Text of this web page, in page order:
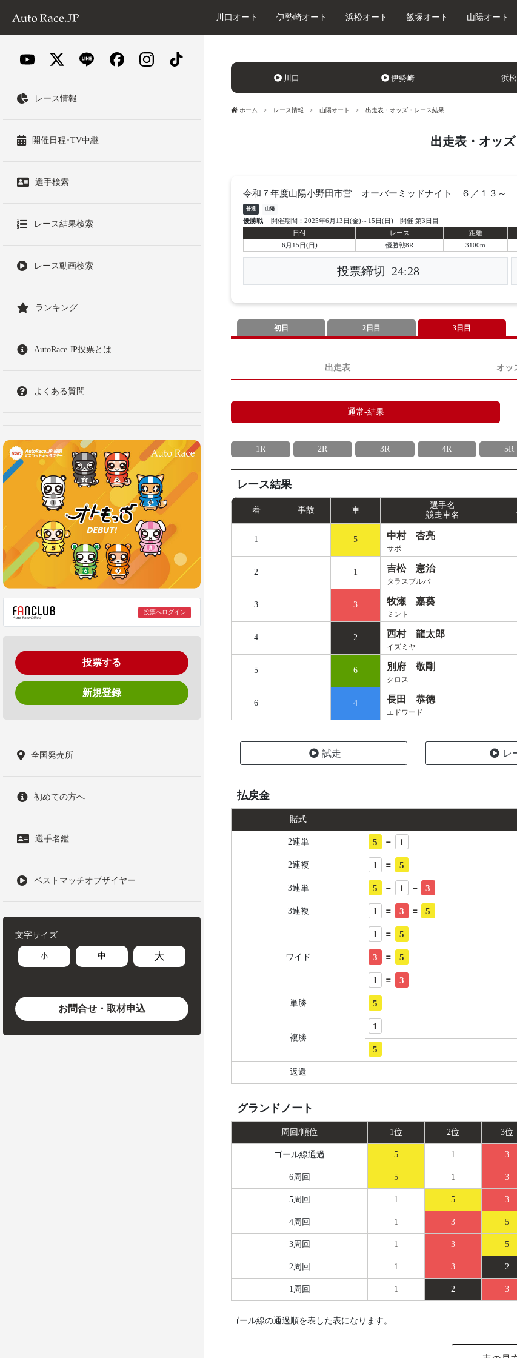
川口オート 伊勢崎オート 浜松オート 飯塚オート 山陽オート
レース情報
開催日程･TV中継
選手検索
レース結果検索
レース動画検索
ランキング
AutoRace.JP投票とは
よくある質問
投票へログイン
投票する
新規登録
全国発売所
初めての方へ
選手名鑑
ベストマッチオブザイヤー
文字サイズ
小 中 大
お問合せ・取材申込
川口 伊勢崎 浜松
ホーム レース情報 山陽オート 出走表・オッズ・レース結果
出走表・オッ
令和７年度山陽小野田市営 オーバーミッドナイト ６／１３～
普通 山陽
優勝戦
開催期間：2025年6月13日(金)～15日(日) 開催 第3日目
日付
レース 距離
6月15日(日)
優勝戦8R 3100m
投票締切 24:28
初日 2日目 3日目
出走表 オッ
通常-結果
1R 2R 3R 4R 5R
レース結果
着 事故 車
選手名
競走車名
1 5 中村 杏亮
サボ
2 1 吉松 憲治
タラスブルバ
3 3 牧瀬 嘉葵
ミント
4 2 西村 龍太郎
イズミヤ
5 6 別府 敬剛
クロス
6 4 長田 恭徳
エドワード
試走 レ
払戻金
賭式
2連単 5 - 1
2連複 1 = 5
3連単 5 - 1 - 3
3連複 1 = 3 = 5
ワイド
1 = 5
3 = 5
1 = 3
単勝 5
複勝
1
5
返還
グランドノート
周回/順位 1位 2位 3位
ゴール線通過 5 1 3
6周回 5 1 3
5周回 1 5 3
4周回 1 3 5
3周回 1 3 5
2周回 1 3 2
1周回 1 2 3
ゴール線の通過順を表した表になります。